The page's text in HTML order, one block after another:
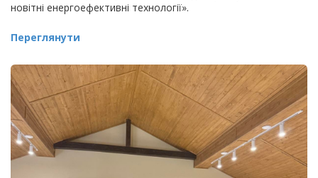
новітні енергоефективні технології».
Переглянути